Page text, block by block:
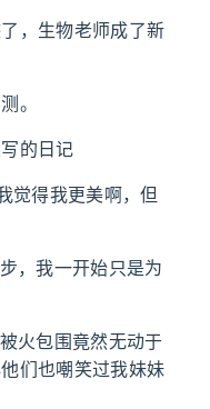
，生物老师成了新
。
的日记
觉得我更美啊，但
，我一开始只是为
火包围竟然无动于
们也嘲笑过我妹妹